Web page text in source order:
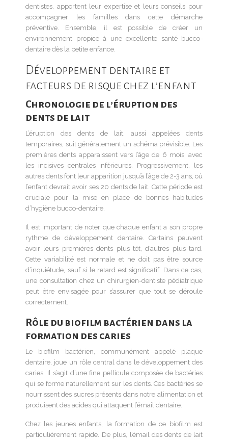
dentistes, apportent leur expertise et leurs conseils pour
accompagner les familles dans cette démarche
préventive. Ensemble, il est possible de créer un
environnement propice à une excellente santé bucco-
dentaire dès la petite enfance.
Développement dentaire et
facteurs de risque chez l’enfant
Chronologie de l’éruption des
dents de lait
L’éruption des dents de lait, aussi appelées dents
temporaires, suit généralement un schéma prévisible. Les
premières dents apparaissent vers l’âge de 6 mois, avec
les incisives centrales inférieures. Progressivement, les
autres dents font leur apparition jusqu’à l’âge de 2-3 ans, où
l’enfant devrait avoir ses 20 dents de lait. Cette période est
cruciale pour la mise en place de bonnes habitudes
d’hygiène bucco-dentaire.
Il est important de noter que chaque enfant a son propre
rythme de développement dentaire. Certains peuvent
avoir leurs premières dents plus tôt, d’autres plus tard.
Cette variabilité est normale et ne doit pas être source
d’inquiétude, sauf si le retard est significatif. Dans ce cas,
une consultation chez un chirurgien-dentiste pédiatrique
peut être envisagée pour s’assurer que tout se déroule
correctement.
Rôle du biofilm bactérien dans la
formation des caries
Le biofilm bactérien, communément appelé plaque
dentaire, joue un rôle central dans le développement des
caries. Il s’agit d’une fine pellicule composée de bactéries
qui se forme naturellement sur les dents. Ces bactéries se
nourrissent des sucres présents dans notre alimentation et
produisent des acides qui attaquent l’émail dentaire.
Chez les jeunes enfants, la formation de ce biofilm est
particulièrement rapide. De plus, l’émail des dents de lait